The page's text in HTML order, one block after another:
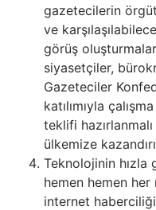
gazetecilerin
ve
görüş
siyasetçiler,
Gazeteciler
katılımıyla
teklifi
ülkemize
Teknolojinin hızla
hemen hemen
internet